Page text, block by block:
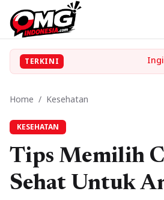
TERKINI
Home / Kesehatan
KESEHATAN
Tips Memilih
Sehat Untuk